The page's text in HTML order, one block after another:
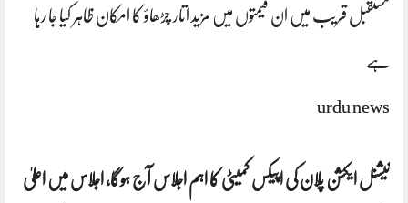
مستقبل قریب میں ان قیمتوں میں مزید اتار چڑھاؤ کا امکان ظاہر کیا جا رہا
ہے
urdu news
نیشنل ایکشن پلان کی اپیکس کمیٹی کا اہم اجلاس آج ہوگا، اجلاس میں اعلیٰ